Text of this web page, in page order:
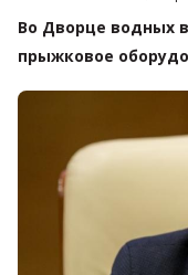
Во Дворце водных
прыжковое